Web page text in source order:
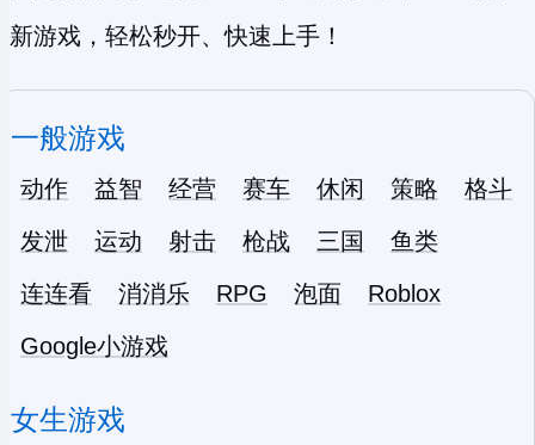
新游戏，轻松秒开、快速上手！
一般游戏
动作 益智 经营 赛车 休闲 策略
格斗
发泄
运动 射击 枪战 三国
鱼类
连连看
消消乐 RPG 泡面
Roblox
Google小游戏
女生游戏